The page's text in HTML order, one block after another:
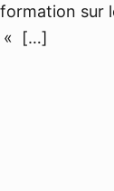
sur
[…]